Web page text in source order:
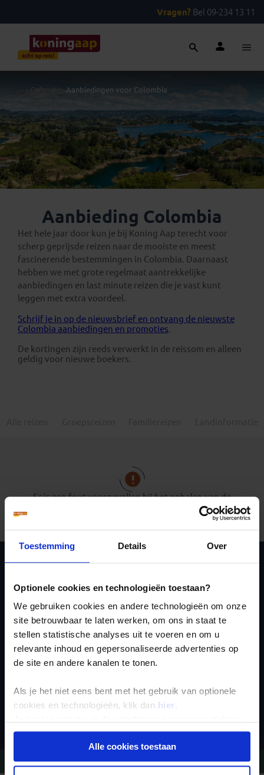
Toestemming Details Over
Optionele cookies en technologieën toestaan?
We gebruiken cookies en andere technologieën om onze
site betrouwbaar te laten werken, om ons in staat te
stellen statistische analyses uit te voeren en om u
relevante inhoud en gepersonaliseerde advertenties op
de site en andere kanalen te tonen.
Als je het niet eens bent met het gebruik van optionele
cookies en technologieën, klik dan hier .
onder aan de pagina op elk gewenst moment voor de
toekomst wijzigen.Alle cookies toestaan
Vragen? Bel 09-234 13 11
> Colombia>Aanbiedingen voor Colombia
Aanbieding Colombia
Het hele jaar door kun je bij Koning Aap terecht voor
scherp geprijsde reizen naar de mooiste en meest
fascinerende bestemmingen in Colombia. Daarnaast
hebben we met grote regelmaat aantrekkelijke
aanbiedingen en last minute reizen die je vast kunt
leggen met extra voordeel.
Schrijf je in op de nieuwsbrief en ontvang de nieuwste
Colombia aanbiedingen en promoties.
De kortingen zijn reeds verwerkt in de reissom en alleen
geldig voor nieuwe boekers.
Er is een fout voorgevallen bij het ophalen van de
voor de wekelijkse
nieuwsbrief
Inschrijven
Vragen?Bel 09-234 13 11